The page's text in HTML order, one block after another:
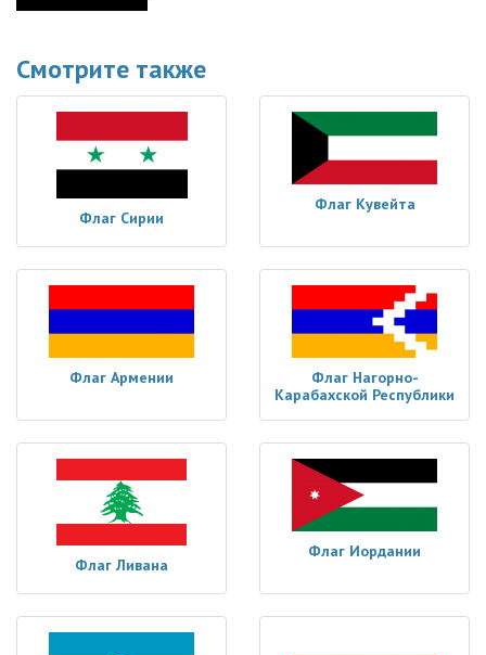
Смотрите также
Флаг Сирии
Флаг Кувейта
Флаг Армении
Флаг Нагорно-
Карабахской Республики
Флаг Ливана
Флаг Иордании